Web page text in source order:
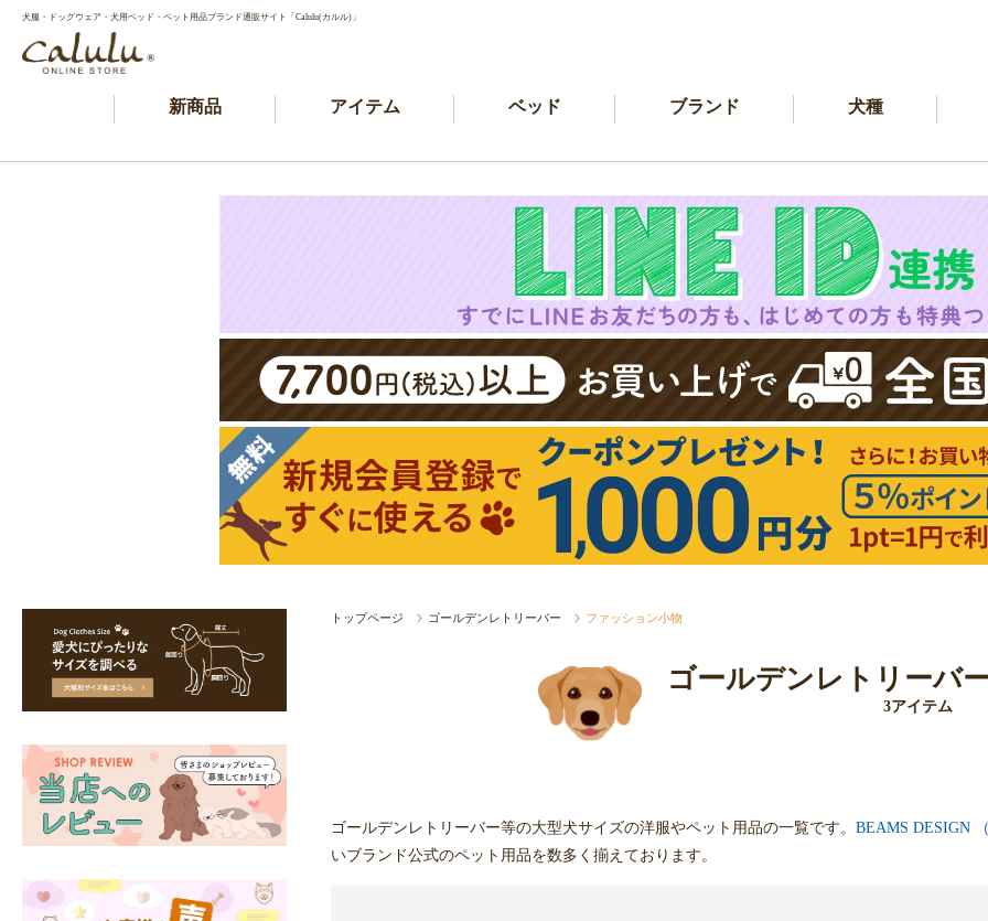
犬服・ドッグウェア・犬用ベッド・ペット用品ブランド通販サイト「Calulu(カルル)」
新商品 アイテム ベッド ブランド 犬種
トップページ ゴールデンレトリーバー ファッション小物
ゴールデンレトリーバ
3アイテム
ゴールデンレトリーバー等の大型犬サイズの洋服やペット用品の一覧です。 BEAMS DESIGN
いブランド公式のペット用品を数多く揃えております。